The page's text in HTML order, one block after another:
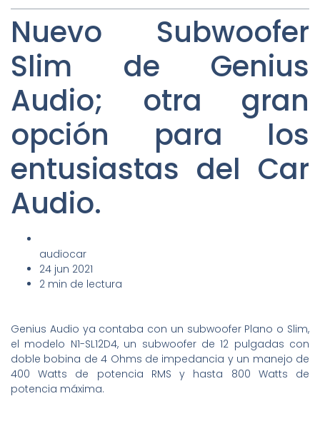
Nuevo Subwoofer
Slim de Genius
Audio; otra gran
opción para los
entusiastas del Car
Audio.
audiocar
24 jun 2021
2 min de lectura
Genius Audio ya contaba con un subwoofer Plano o Slim,
el modelo N1-SL12D4, un subwoofer de 12 pulgadas con
doble bobina de 4 Ohms de impedancia y un manejo de
400 Watts de potencia RMS y hasta 800 Watts de
potencia máxima.